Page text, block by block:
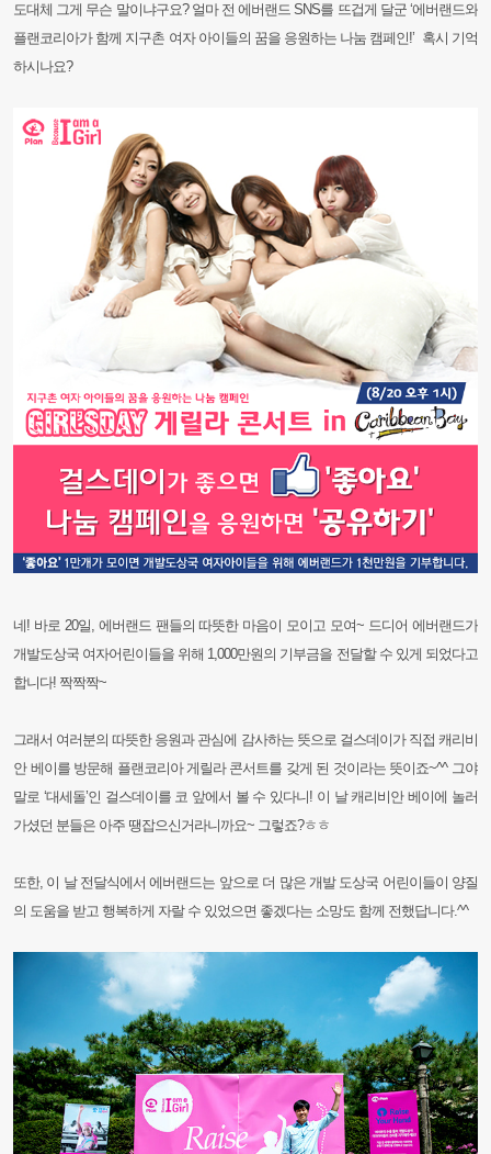
도대체 그게 무슨 말이냐구요? 얼마 전 에버랜드 SNS를 뜨겁게 달군 ‘에버랜드와
플랜코리아가 함께 지구촌 여자 아이들의 꿈을 응원하는 나눔 캠페인!’ 혹시 기억
하시나요?
네! 바로 20일, 에버랜드 팬들의 따뜻한 마음이 모이고 모여~ 드디어 에버랜드가
개발도상국 여자어린이들을 위해 1,000만원의 기부금을 전달할 수 있게 되었다고
합니다! 짝짝짝~
그래서 여러분의 따뜻한 응원과 관심에 감사하는 뜻으로 걸스데이가 직접 캐리비
안 베이를 방문해 플랜코리아 게릴라 콘서트를 갖게 된 것이라는 뜻이죠~^^ 그야
말로 ‘대세돌’인 걸스데이를 코 앞에서 볼 수 있다니! 이 날 캐리비안 베이에 놀러
가셨던 분들은 아주 땡잡으신거라니까요~ 그렇죠?ㅎㅎ
또한, 이 날 전달식에서 에버랜드는 앞으로 더 많은 개발 도상국 어린이들이 양질
의 도움을 받고 행복하게 자랄 수 있었으면 좋겠다는 소망도 함께 전했답니다.^^